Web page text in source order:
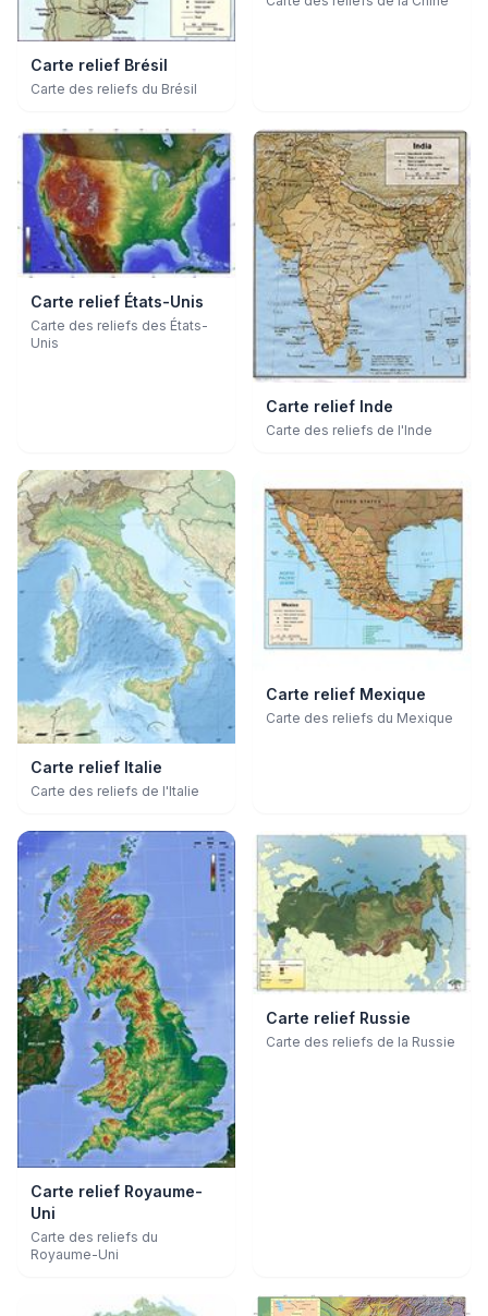
Carte relief Brésil
Carte des reliefs du Brésil
Carte relief États-Unis
Carte des reliefs des États-
Unis
Carte relief Inde
Carte des reliefs de l'Inde
Carte relief Italie
Carte des reliefs de l'Italie
Carte relief Mexique
Carte des reliefs du Mexique
Carte relief Royaume-
Uni
Carte des reliefs du
Royaume-Uni
Carte relief Russie
Carte des reliefs de la Russie